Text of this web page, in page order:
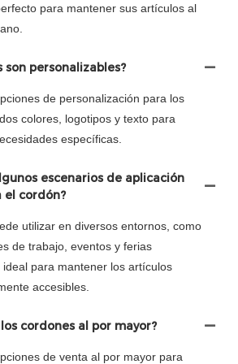
para mantener sus artículos al
son personalizables?
de personalización para los
colores, logotipos y texto para
específicas.
escenarios de aplicación
el cordón?
utilizar en diversos entornos, como
de trabajo, eventos y ferias
ideal para mantener los artículos
accesibles.
cordones al por mayor?
de venta al por mayor para